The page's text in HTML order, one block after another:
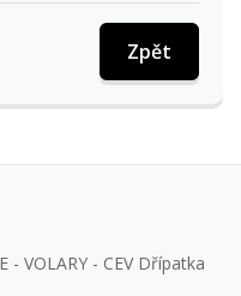
Zpět
- VOLARY - CEV Dřípatka